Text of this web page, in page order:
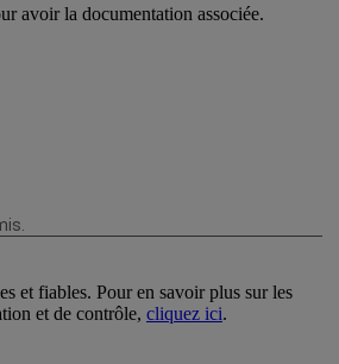
et fiables. Pour en savoir plus sur les